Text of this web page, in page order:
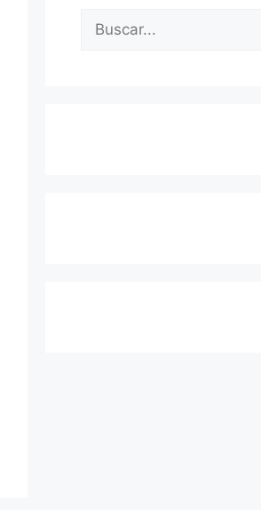
Buscar: